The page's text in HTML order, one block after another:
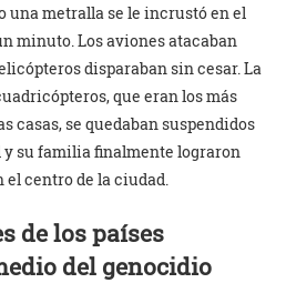
una metralla se le incrustó en el
minuto. Los aviones atacaban
disparaban sin cesar. La
que eran los más
casas, se quedaban suspendidos
y su familia finalmente lograron
centro de la ciudad.
de los países
del genocidio